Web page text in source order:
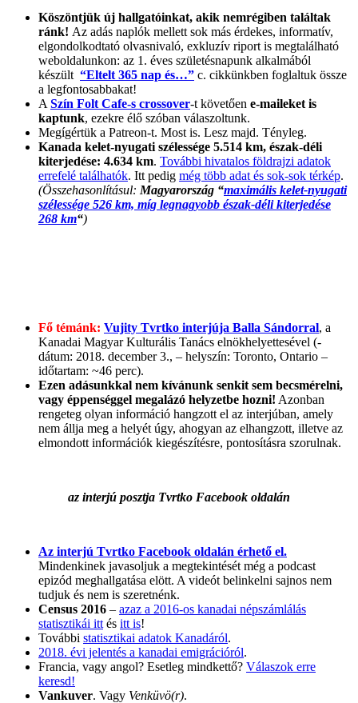
Köszöntjük új hallgatóinkat, akik nemrégiben találtak
ránk! Az adás naplók mellett sok más érdekes, informatív,
elgondolkodtató olvasnivaló, exkluzív riport is megtalálható
weboldalunkon: az 1. éves születésnapunk alkalmából
készült “Eltelt 365 nap és…” c. cikkünkben foglaltuk össze
a legfontosabbakat!
A Szín Folt Cafe-s crossover-t követően e-maileket is
kaptunk, ezekre élő szóban válaszoltunk.
Megígértük a Patreon-t. Most is. Lesz majd. Tényleg.
Kanada kelet-nyugati szélessége 5.514 km, észak-déli
kiterjedése: 4.634 km. További hivatalos földrajzi adatok
errefelé találhatók. Itt pedig még több adat és sok-sok térkép.
(Összehasonlításul: Magyarország “maximális kelet-nyugati
szélessége 526 km, míg legnagyobb észak-déli kiterjedése
268 km“)
Fő témánk: Vujity Tvrtko interjúja Balla Sándorral, a
Kanadai Magyar Kulturális Tanács elnökhelyettesével (-
dátum: 2018. december 3., – helyszín: Toronto, Ontario –
időtartam: ~46 perc).
Ezen adásunkkal nem kívánunk senkit sem becsmérelni,
vagy éppenséggel megalázó helyzetbe hozni! Azonban
rengeteg olyan információ hangzott el az interjúban, amely
nem állja meg a helyét úgy, ahogyan az elhangzott, illetve az
elmondott információk kiegészítésre, pontosításra szorulnak.
az interjú posztja Tvrtko Facebook oldalán
Az interjú Tvrtko Facebook oldalán érhető el.
Mindenkinek javasoljuk a megtekintését még a podcast
epizód meghallgatása elött. A videót belinkelni sajnos nem
tudjuk és nem is szeretnénk.
Census 2016 – azaz a 2016-os kanadai népszámlálás
statisztikái itt és itt is!
További statisztikai adatok Kanadáról.
2018. évi jelentés a kanadai emigrációról.
Francia, vagy angol? Esetleg mindkettő? Válaszok erre
keresd!
Vankuver. Vagy Venküvö(r).